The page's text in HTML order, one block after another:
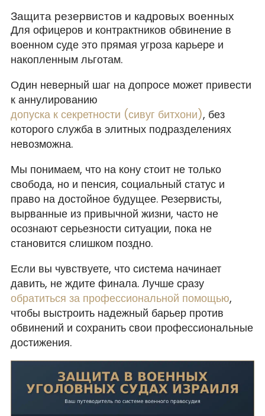
Защита резервистов и кадровых военных
Для офицеров и контрактников обвинение в
военном суде это прямая угроза карьере и
накопленным льготам.
Один неверный шаг на допросе может привести
к аннулированию
допуска к секретности (сивуг битхони), без
которого служба в элитных подразделениях
невозможна.
Мы понимаем, что на кону стоит не только
свобода, но и пенсия, социальный статус и
право на достойное будущее. Резервисты,
вырванные из привычной жизни, часто не
осознают серьезности ситуации, пока не
становится слишком поздно.
Если вы чувствуете, что система начинает
давить, не ждите финала. Лучше сразу
обратиться за профессиональной помощью,
чтобы выстроить надежный барьер против
обвинений и сохранить свои профессиональные
достижения.